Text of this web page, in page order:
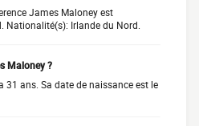
James Maloney est
Nationalité(s): Irlande du Nord.
Maloney ?
31 ans. Sa date de naissance est le